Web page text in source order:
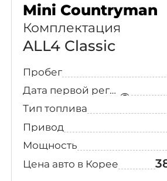
Mini Countryman
Комплектация
ALL4 Classic
Пробег
Дата первой регистрации
Тип топлива
Привод
Мощность
Цена авто в Корее